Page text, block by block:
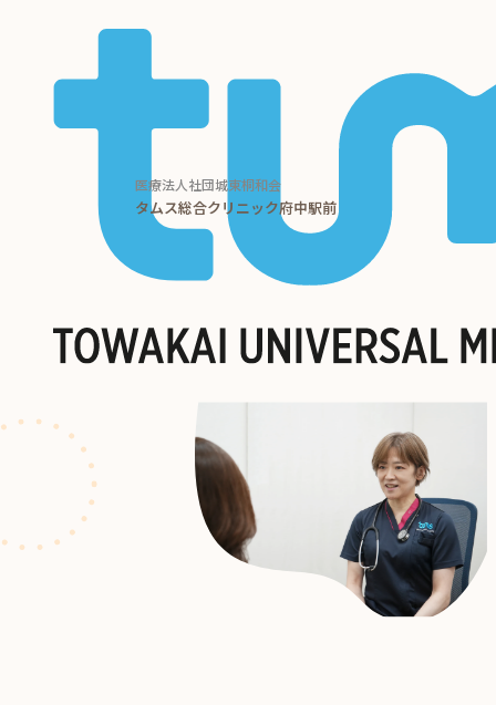
医療法人社団城東桐和会
タムス総合クリニック府中駅前